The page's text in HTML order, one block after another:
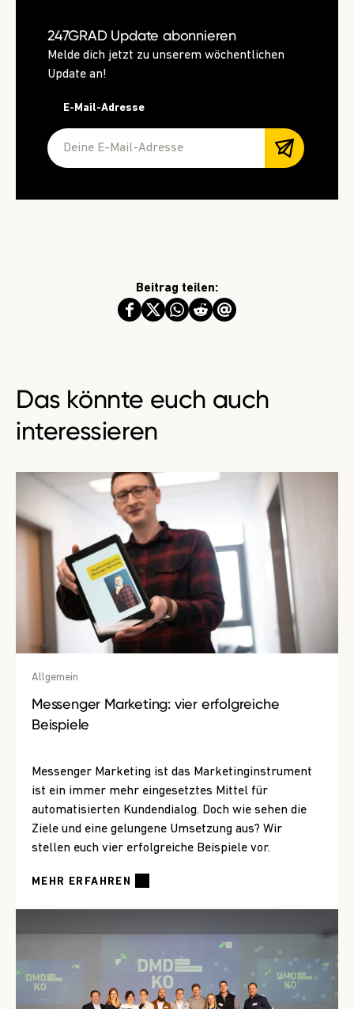
247GRAD Update abonnieren
Melde dich jetzt zu unserem wöchentlichen
Update an!
E-Mail-Adresse
Beitrag teilen:
Das könnte euch auch
interessieren
Allgemein
Messenger Marketing: vier erfolgreiche
Beispiele
Messenger Marketing ist das Marketinginstrument
ist ein immer mehr eingesetztes Mittel für
automatisierten Kundendialog. Doch wie sehen die
Ziele und eine gelungene Umsetzung aus? Wir
stellen euch vier erfolgreiche Beispiele vor.
MEHR ERFAHREN